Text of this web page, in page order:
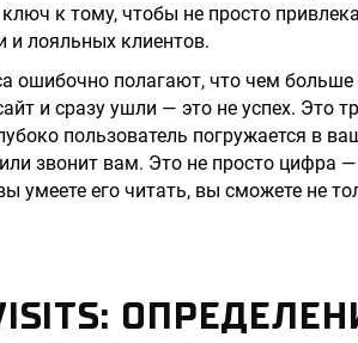
к тому, чтобы не просто
и лояльных клиентов.
ошибочно полагают, что чем больше
и сразу ушли — это не успех. Это
пользователь погружается в
звонит вам. Это не просто цифра —
умеете его читать, вы сможете не